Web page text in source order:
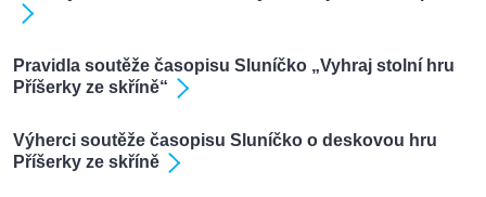
Pravidla soutěže časopisu Sluníčko „Vyhraj stolní hru
Příšerky ze skříně“
Výherci soutěže časopisu Sluníčko o deskovou hru
Příšerky ze skříně